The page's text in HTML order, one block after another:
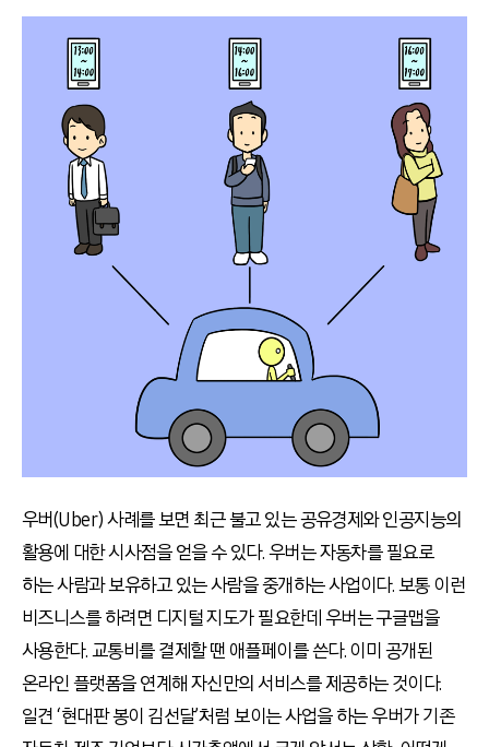
우버(Uber) 사례를 보면 최근 불고 있는 공유경제와 인공지능의
활용에 대한 시사점을 얻을 수 있다. 우버는 자동차를 필요로
하는 사람과 보유하고 있는 사람을 중개하는 사업이다. 보통 이런
비즈니스를 하려면 디지털 지도가 필요한데 우버는 구글맵을
사용한다. 교통비를 결제할 땐 애플페이를 쓴다. 이미 공개된
온라인 플랫폼을 연계해 자신만의 서비스를 제공하는 것이다.
일견 ‘현대판 봉이 김선달’처럼 보이는 사업을 하는 우버가 기존